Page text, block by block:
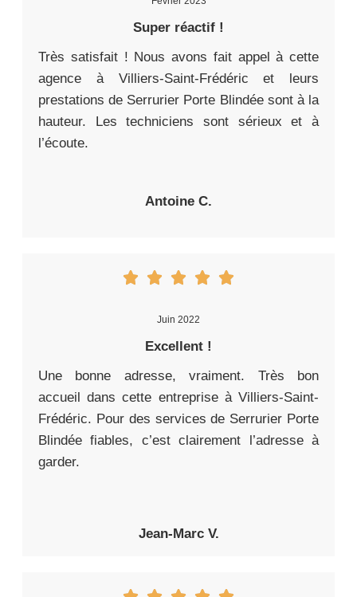
Super réactif !
Très satisfait ! Nous avons fait appel à cette
agence à Villiers-Saint-Frédéric et leurs
prestations de Serrurier Porte Blindée sont à la
hauteur. Les techniciens sont sérieux et à
l’écoute.
Antoine C.
Juin 2022
Excellent !
Une bonne adresse, vraiment. Très bon
accueil dans cette entreprise à Villiers-Saint-
Frédéric. Pour des services de Serrurier Porte
Blindée fiables, c’est clairement l’adresse à
garder.
Jean-Marc V.